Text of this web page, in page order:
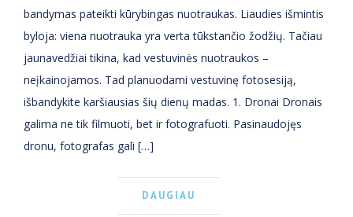
bandymas pateikti kūrybingas nuotraukas. Liaudies išmintis
byloja: viena nuotrauka yra verta tūkstančio žodžių. Tačiau
jaunavedžiai tikina, kad vestuvinės nuotraukos –
neįkainojamos. Tad planuodami vestuvinę fotosesiją,
išbandykite karšiausias šių dienų madas. 1. Dronai Dronais
galima ne tik filmuoti, bet ir fotografuoti. Pasinaudojęs
dronu, fotografas gali […]
DAUGIAU